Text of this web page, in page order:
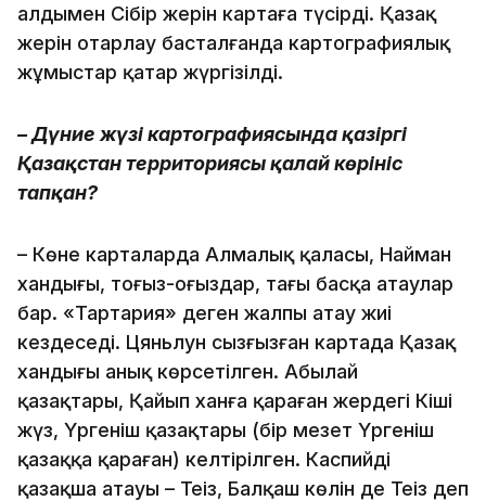
алдымен Сібір жерін картаға түсірді. Қазақ
жерін отарлау басталғанда картографиялық
жұмыстар қатар жүргізілді.
– Дүние жүзі картографиясында қазіргі
Қазақстан территориясы қалай көрініс
тапқан?
– Көне карталарда Алмалық қаласы, Найман
хандығы, тоғыз-оғыздар, тағы басқа атаулар
бар. «Тартария» деген жалпы атау жиі
кездеседі. Цяньлун сызғызған картада Қазақ
хандығы анық көрсетілген. Абылай
қазақтары, Қайып ханға қараған жердегі Кіші
жүз, Үргеніш қазақтары (бір мезет Үргеніш
қазаққа қараған) келтірілген. Каспийдің
қазақша атауы – Теңіз, Балқаш көлін де Теңіз деп